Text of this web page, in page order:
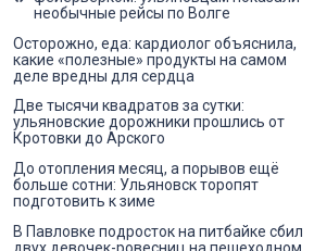
необычные рейсы по Волге
Осторожно, еда: кардиолог объяснила,
какие «полезные» продукты на самом
деле вредны для сердца
Две тысячи квадратов за сутки:
ульяновские дорожники прошлись от
Кротовки до Арского
До отопления месяц, а порывов ещё
больше сотни: Ульяновск торопят
подготовить к зиме
В Павловке подросток на питбайке сбил
двух девочек-ровесниц на пешеходном